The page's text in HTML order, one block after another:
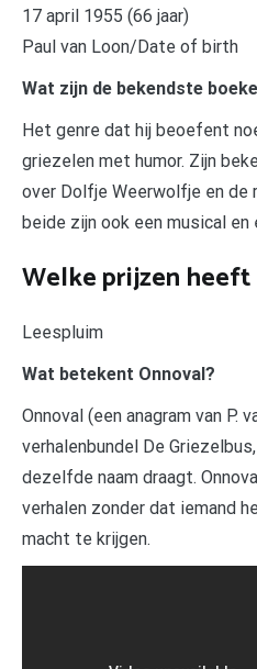
17 april 1955 (66 jaar)
Paul van Loon/Date of birth
Wat zijn de bekendste
Het genre dat hij beoefent
griezelen met humor. Zijn
over Dolfje Weerwolfje en de
beide zijn ook een musical en
Welke prijzen heeft
Leespluim
Wat betekent Onnoval?
Onnoval (een anagram van P.
verhalenbundel De
dezelfde naam draagt.
verhalen zonder dat iemand
macht te krijgen.